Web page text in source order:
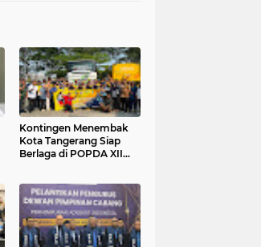
Kontingen Menembak
Kota Tangerang Siap
Berlaga di POPDA XII